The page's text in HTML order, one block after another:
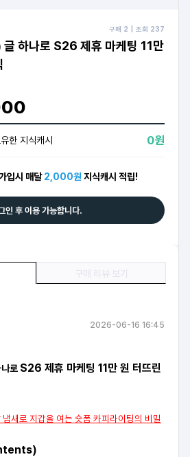
구매 2 | 조회 237
하나로 S26 제휴 마케팅 11만
한 지식캐시 0원
입시 매달2,000원 지식캐시 적립!
인 후 이용 가능합니다.
2026-06-16 16:45
로 S26 제휴 마케팅 11만 원 터뜨린
새로 지갑을 여는 숏폼 카피라이팅의 비밀